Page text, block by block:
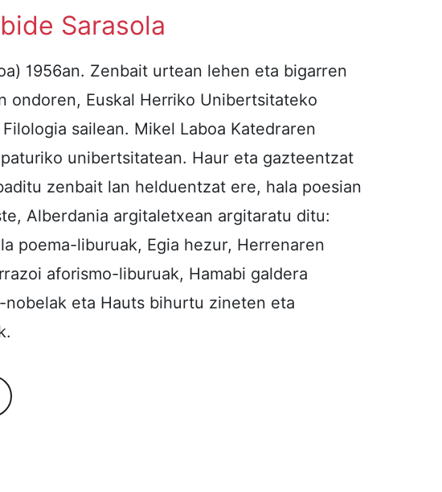
Sarasola
1956an. Zenbait urtean lehen eta bigarren
ondoren, Euskal Herriko Unibertsitateko
sailean. Mikel Laboa Katedraren
unibertsitatean. Haur eta gazteentzat
zenbait lan helduentzat ere, hala poesian
Alberdania argitaletxean argitaratu ditu:
poema-liburuak, Egia hezur, Herrenaren
aforismo-liburuak, Hamabi galdera
eta Hauts bihurtu zineten eta